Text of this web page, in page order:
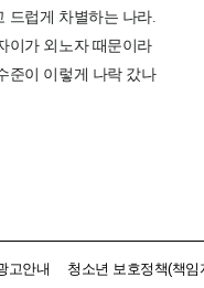
고안내 청소년 보호정책(책임